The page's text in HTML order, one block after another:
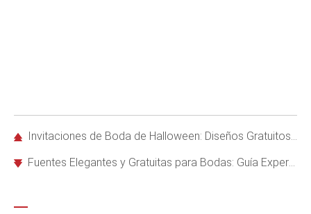
Invitaciones de Boda de Halloween: Diseños Gratuitos, Personalizables e Imprimibles
Fuentes Elegantes y Gratuitas para Bodas: Guía Experta para Papelería Sofisticada